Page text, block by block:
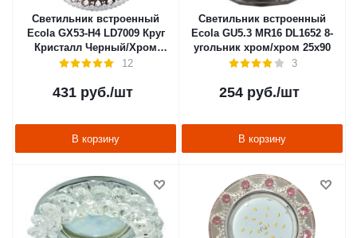
Светильник встроенный
Ecola GX53-H4 LD7009 Круг
Кристалл Черный/Хром
40х125
12
431 руб./шт
В корзину
Светильник встроенный
Ecola GU5.3 MR16 DL1652 8-
угольник хром/хром 25х90
3
254 руб./шт
В корзину